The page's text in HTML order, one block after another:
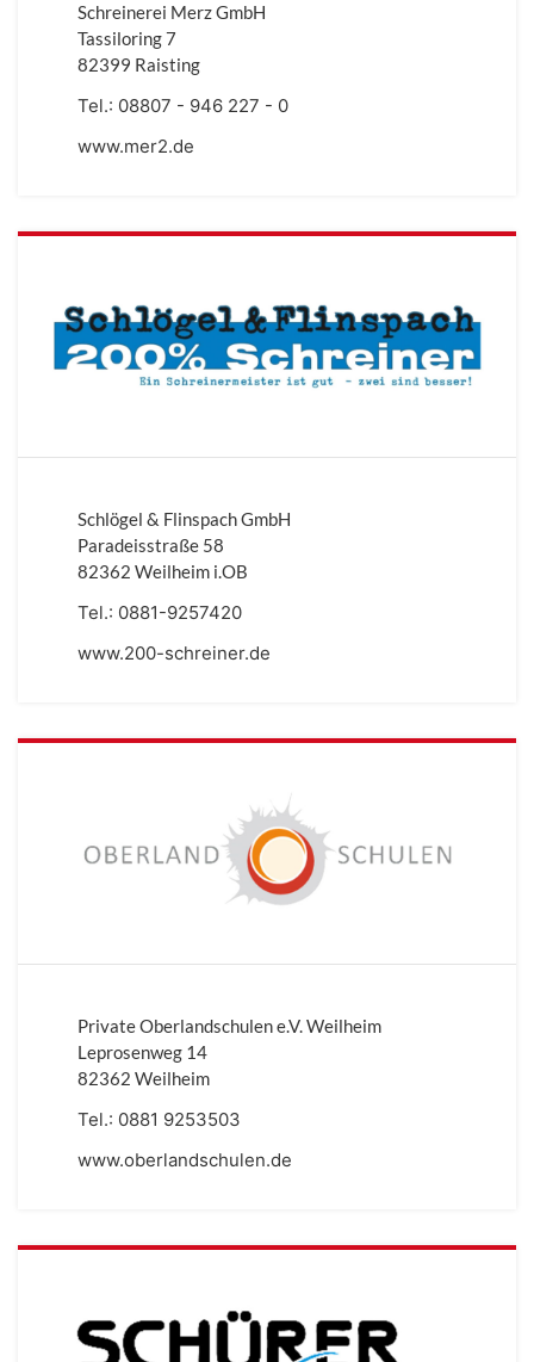
Schreinerei Merz GmbH
Tassiloring 7
82399 Raisting
Tel.: 08807 - 946 227 - 0
www.mer2.de
Schlögel & Flinspach GmbH
Paradeisstraße 58
82362 Weilheim i.OB
Tel.: 0881-9257420
www.200-schreiner.de
Private Oberlandschulen e.V. Weilheim
Leprosenweg 14
82362 Weilheim
Tel.: 0881 9253503
www.oberlandschulen.de